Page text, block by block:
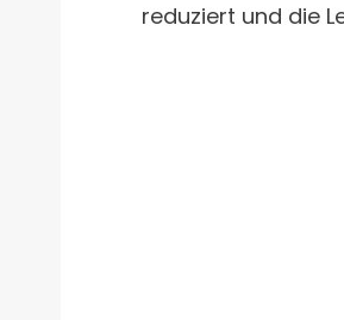
reduziert und die